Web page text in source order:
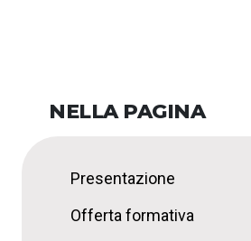
NELLA PAGINA
Presentazione
Offerta formativa